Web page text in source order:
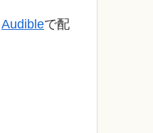
Audibleで配